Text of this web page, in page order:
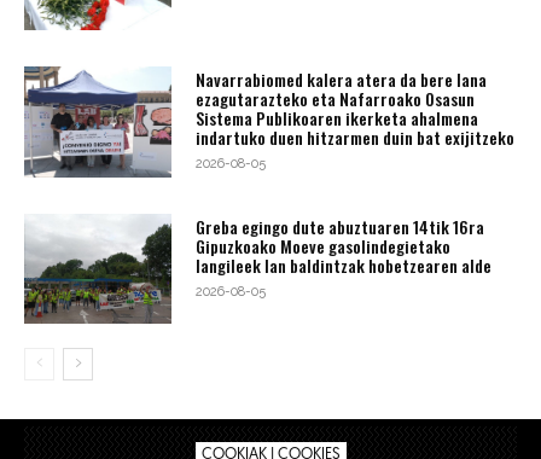
Navarrabiomed kalera atera da bere lana
ezagutarazteko eta Nafarroako Osasun
Sistema Publikoaren ikerketa ahalmena
indartuko duen hitzarmen duin bat exijitzeko
2026-08-05
Greba egingo dute abuztuaren 14tik 16ra
Gipuzkoako Moeve gasolindegietako
langileek lan baldintzak hobetzearen alde
2026-08-05
COOKIAK | COOKIES